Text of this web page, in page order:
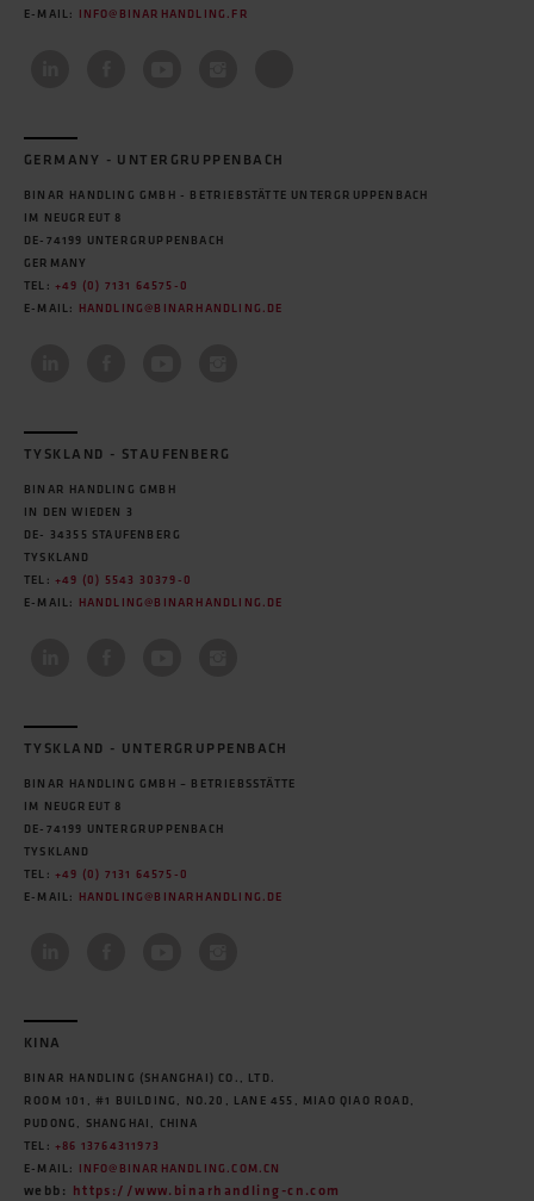
E-MAIL:
INFO@BINARHANDLING.FR
GERMANY - UNTERGRUPPENBACH
BINAR HANDLING GMBH - BETRIEBSTÄTTE UNTERGRUPPENBACH
IM NEUGREUT 8
DE-74199 UNTERGRUPPENBACH
GERMANY
TEL: +49 (0) 7131 64575-0
E-MAIL:
HANDLING@BINARHANDLING.DE
TYSKLAND - STAUFENBERG
BINAR HANDLING GMBH
IN DEN WIEDEN 3
DE- 34355 STAUFENBERG
TYSKLAND
TEL: +49 (0) 5543 30379-0
E-MAIL:
HANDLING@BINARHANDLING.DE
TYSKLAND - UNTERGRUPPENBACH
BINAR HANDLING GMBH – BETRIEBSSTÄTTE
IM NEUGREUT 8
DE-74199 UNTERGRUPPENBACH
TYSKLAND
TEL: +49 (0) 7131 64575-0
E-MAIL:
HANDLING@BINARHANDLING.DE
KINA
BINAR HANDLING (SHANGHAI) CO., LTD.
ROOM 101, #1 BUILDING, NO.20, LANE 455, MIAO QIAO ROAD,
PUDONG, SHANGHAI, CHINA
TEL: +86 13764311973
E-MAIL:
INFO@BINARHANDLING.COM.CN
webb: https://www.binarhandling-cn.com